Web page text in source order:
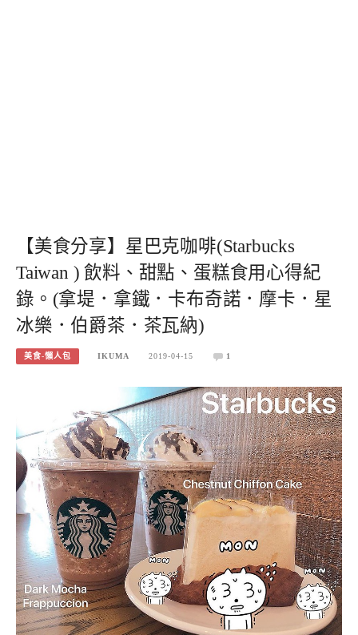
【美食分享】星巴克咖啡(Starbucks
Taiwan ) 飲料、甜點、蛋糕食用心得紀
錄。(拿堤．拿鐵．卡布奇諾．摩卡．星
冰樂．伯爵茶．茶瓦納)
美食-懶人包 IKUMA 2019-04-15 1